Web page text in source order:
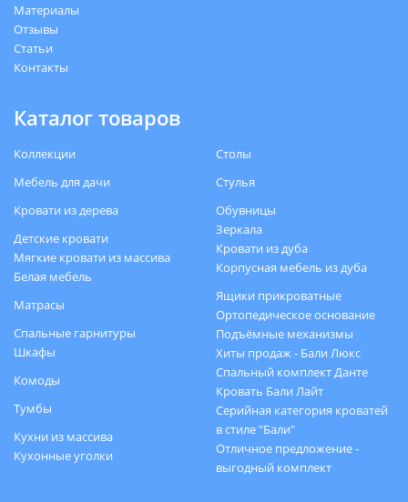
Материалы
Отзывы
Статьи
Контакты
Каталог товаров
Коллекции
Мебель для дачи
Кровати из дерева
Детские кровати
Мягкие кровати из массива
Белая мебель
Матрасы
Спальные гарнитуры
Шкафы
Комоды
Тумбы
Кухни из массива
Кухонные уголки
Столы
Стулья
Обувницы
Зеркала
Кровати из дуба
Корпусная мебель из дуба
Ящики прикроватные
Ортопедическое основание
Подъёмные механизмы
Хиты продаж - Бали Люкс
Спальный комплект Данте
Кровать Бали Лайт
Серийная категория кроватей
в стиле "Бали"
Отличное предложение -
выгодный комплект